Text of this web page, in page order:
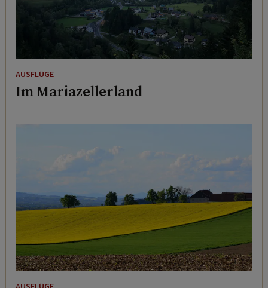
AUSFLÜGE
Im Mariazellerland
AUSFLÜGE